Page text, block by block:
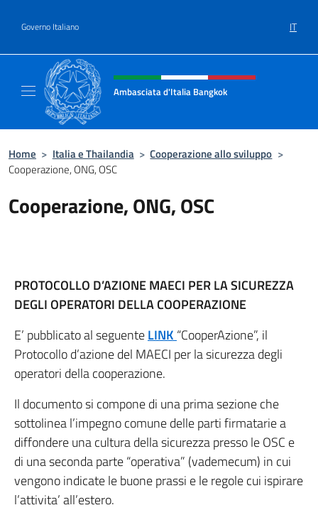
Governo Italiano IT
Intestazione sito, social e menù
Ambasciata d'Italia Bangkok
Home > Italia e Thailandia > Cooperazione allo sviluppo >
Cooperazione, ONG, OSC
Cooperazione, ONG, OSC
PROTOCOLLO D’AZIONE MAECI PER LA SICUREZZA
DEGLI OPERATORI DELLA COOPERAZIONE
E’ pubblicato al seguenteLINK “CooperAzione”, il
Protocollo d’azione del MAECI per la sicurezza degli
operatori della cooperazione.
Il documento si compone di una prima sezione che
sottolinea l’impegno comune delle parti firmatarie a
diffondere una cultura della sicurezza presso le OSC e
di una seconda parte “operativa” (vademecum) in cui
vengono indicate le buone prassi e le regole cui ispirare
l’attivita’ all’estero.